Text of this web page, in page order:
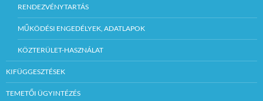
RENDEZVÉNYTARTÁS
MŰKÖDÉSI ENGEDÉLYEK, ADATLAPOK
KÖZTERÜLET-HASZNÁLAT
KIFÜGGESZTÉSEK
TEMETŐI ÜGYINTÉZÉS